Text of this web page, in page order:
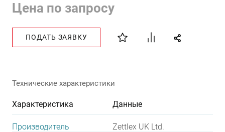
Цена по запросу
ПОДАТЬ ЗАЯВКУ
Технические характеристики
Характеристика Данные
Производитель
Zettlex UK Ltd.